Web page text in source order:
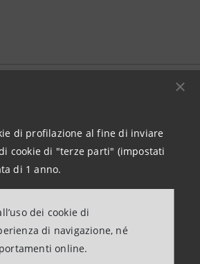
di profilazione al fine di inviare
cookie di "terze parti" (impostati
di 1 anno.
dei cookie di
di navigazione, né
online.